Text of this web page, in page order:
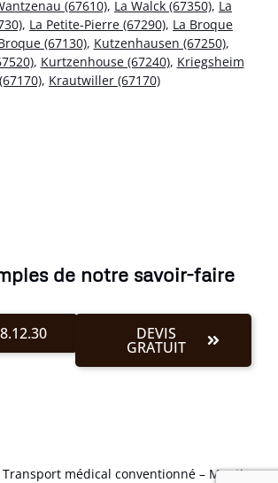
(67610), La Walck (67350), La
, La Petite-Pierre (67290), La Broque
(67130), Kutzenhausen (67250),
, Kurtzenhouse (67240), Kriegsheim
(67170), Krautwiller (67170)
de notre savoir-faire
DEVIS
GRATUIT
médical conventionné – Mentions